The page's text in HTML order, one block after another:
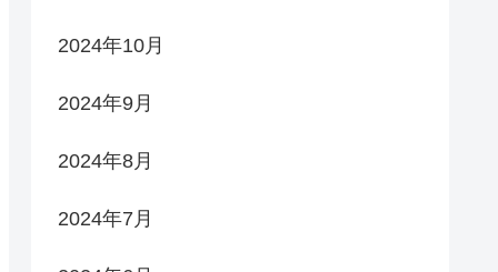
2024年10月
2024年9月
2024年8月
2024年7月